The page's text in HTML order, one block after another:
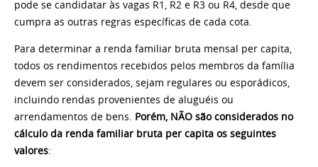
pode se candidatar às vagas R1, R2 e R3 ou R4, desde que
cumpra as outras regras específicas de cada cota.
Para determinar a renda familiar bruta mensal per capita,
todos os rendimentos recebidos pelos membros da família
devem ser considerados, sejam regulares ou esporádicos,
incluindo rendas provenientes de aluguéis ou
arrendamentos de bens. Porém, NÃO são considerados no
cálculo da renda familiar bruta per capita os seguintes
valores: